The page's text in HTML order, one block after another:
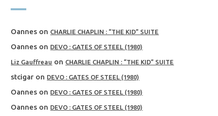
Oannes on CHARLIE CHAPLIN : “THE KID” SUITE
Oannes on DEVO : GATES OF STEEL (1980)
Liz Gauffreau on CHARLIE CHAPLIN : “THE KID” SUITE
stcigar on DEVO : GATES OF STEEL (1980)
Oannes on DEVO : GATES OF STEEL (1980)
Oannes on DEVO : GATES OF STEEL (1980)